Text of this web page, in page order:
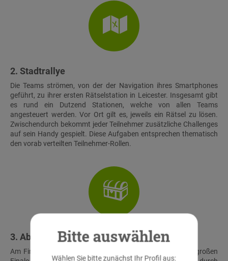
2. Stadtrallye
Die Teams strömen, von der der Navigation ihres Smartphones
geführt, zu ihrer ersten Rätselstation in Leicester. Insgesamt gibt
es rund ein Dutzend Stationen, welche von allen Teams
angesteuert werden. Vor Ort gilt es, jeweils ein Rätsel zu lösen.
Zwischendurch bekommt jeder Teilnehmer zusätzliche Challenges
auf sein Handy gespielt. Diese Aufgaben entsprechen thematisch
den vorab verteilten Teilnehmer-Rollen.
3. Abschluss & Schatzfund
Am Finalort treffen alle Teams wieder aufeinander. Beim großen
Bitte auswählen
Wählen Sie bitte zunächst Ihr Profil aus: